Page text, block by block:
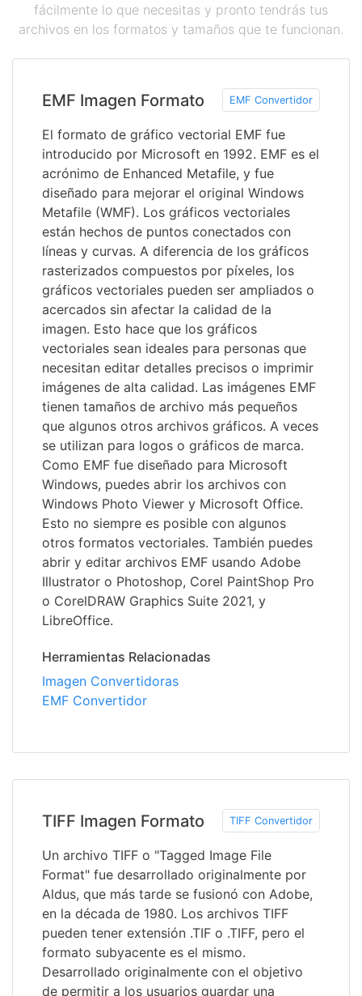
fácilmente lo que necesitas y pronto tendrás tus
archivos en los formatos y tamaños que te funcionan.
EMF Imagen Formato EMF Convertidor
El formato de gráfico vectorial EMF fue
introducido por Microsoft en 1992. EMF es el
acrónimo de Enhanced Metafile, y fue
diseñado para mejorar el original Windows
Metafile (WMF). Los gráficos vectoriales
están hechos de puntos conectados con
líneas y curvas. A diferencia de los gráficos
rasterizados compuestos por píxeles, los
gráficos vectoriales pueden ser ampliados o
acercados sin afectar la calidad de la
imagen. Esto hace que los gráficos
vectoriales sean ideales para personas que
necesitan editar detalles precisos o imprimir
imágenes de alta calidad. Las imágenes EMF
tienen tamaños de archivo más pequeños
que algunos otros archivos gráficos. A veces
se utilizan para logos o gráficos de marca.
Como EMF fue diseñado para Microsoft
Windows, puedes abrir los archivos con
Windows Photo Viewer y Microsoft Office.
Esto no siempre es posible con algunos
otros formatos vectoriales. También puedes
abrir y editar archivos EMF usando Adobe
Illustrator o Photoshop, Corel PaintShop Pro
o CorelDRAW Graphics Suite 2021, y
LibreOffice.
Herramientas Relacionadas
Imagen Convertidoras
EMF Convertidor
TIFF Imagen Formato TIFF Convertidor
Un archivo TIFF o "Tagged Image File
Format" fue desarrollado originalmente por
Aldus, que más tarde se fusionó con Adobe,
en la década de 1980. Los archivos TIFF
pueden tener extensión .TIF o .TIFF, pero el
formato subyacente es el mismo.
Desarrollado originalmente con el objetivo
de permitir a los usuarios guardar una